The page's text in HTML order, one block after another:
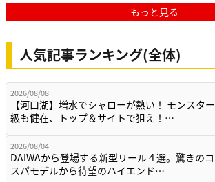
もっと見る
人気記事ランキング(全体)
2026/08/08
【河口湖】増水でシャローが熱い！ モンスター
級も健在、トップ＆サイトで狙え！…
2026/08/04
DAIWAから登場する新型リール４選。驚きのコ
スパモデルから待望のハイエンド…